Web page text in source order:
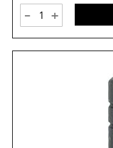
- +